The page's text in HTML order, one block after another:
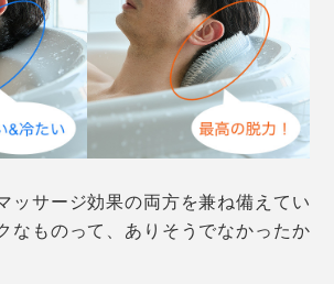
ッサージ効果の両方を兼ね備えてい
なものって、ありそうでなかったか